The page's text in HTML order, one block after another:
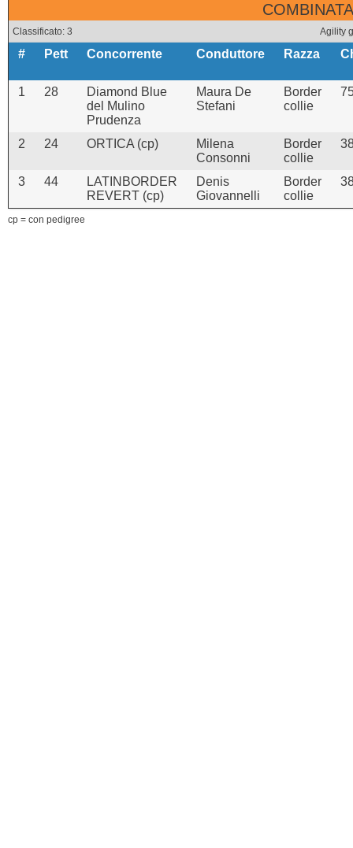
Classificato: 3 Agility
# Pett Concorrente Conduttore Razza
1 28
Diamond Blue
del Mulino
Prudenza
Maura De
Stefani
Border
collie
2 24 ORTICA (cp)
Milena
Consonni
Border
collie
3 44
LATINBORDER
REVERT (cp)
Denis
Giovannelli
Border
collie
cp = con pedigree